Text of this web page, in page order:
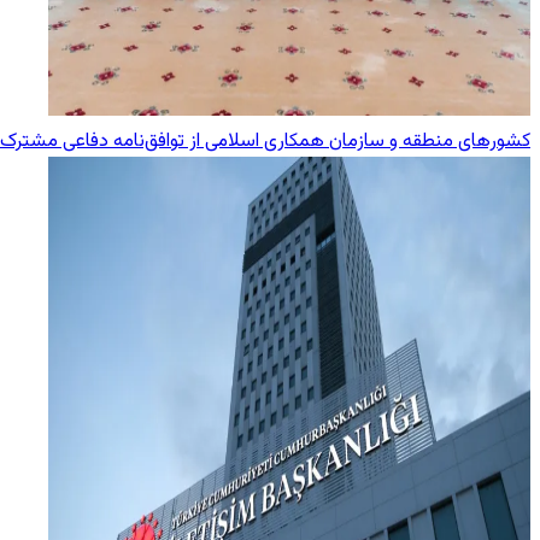
کشورهای منطقه و سازمان همکاری اسلامی از توافق‌نامه دفاعی